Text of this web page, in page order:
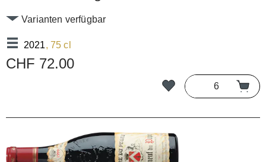
2021, 75 cl
Varianten verfügbar
CHF 72.00